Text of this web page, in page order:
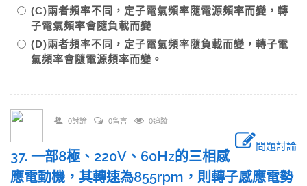
(C)兩者頻率不同，定子電氣頻率隨電源頻率而變，轉
子電氣頻率會隨負載而變
(D)兩者頻率不同，定子電氣頻率隨負載而變，轉子電
氣頻率會隨電源頻率而變。
0討論 0留言 0追蹤
問題討論
37. 一部8極、220V、60Hz的三相感
應電動機，其轉速為855rpm，則轉子感應電勢